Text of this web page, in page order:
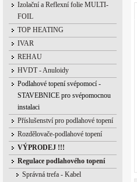
Izolační a Reflexní folie MULTI-
FOIL
TOP HEATING
IVAR
REHAU
HVDT - Anuloidy
Podlahové topení svépomocí -
STAVEBNICE pro svépomocnou
instalaci
Příslušenství pro podlahové topení
Rozdělovače-podlahové topení
VÝPRODEJ !!!
Regulace podlahového topení
Správná trefa - Kabel